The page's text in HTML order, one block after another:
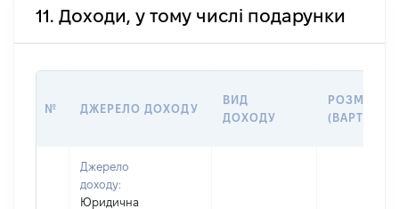
11. Доходи, у тому числі подарунки
№ ДЖЕРЕЛО ДОХОДУ
ВИД
ДОХОДУ
РОЗМІР
(ВАРТІСТЬ)
Джерело
доходу:
Юридична